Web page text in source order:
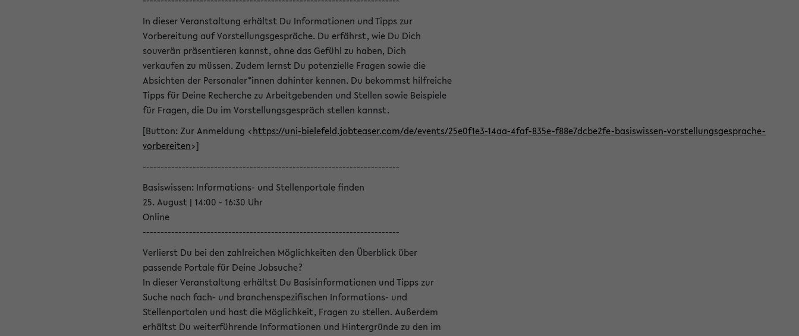
In dieser Veranstaltung erhältst Du Informationen und Tipps zur
Vorbereitung auf Vorstellungsgespräche. Du erfährst, wie Du Dich
souverän präsentieren kannst, ohne das Gefühl zu haben, Dich
verkaufen zu müssen. Zudem lernst Du potenzielle Fragen sowie die
Absichten der Personaler*innen dahinter kennen. Du bekommst hilfreiche
Tipps für Deine Recherche zu Arbeitgebenden und Stellen sowie Beispiele
für Fragen, die Du im Vorstellungsgespräch stellen kannst.
[Button: Zur Anmeldung <https://uni-bielefeld.jobteaser.com/de/events/25e0f1e3-14aa-4faf-835e-f88e7dcbe2fe-basiswissen-vorstellungsgesprache-
vorbereiten>]
------------------------------------------------------------------------
Basiswissen: Informations- und Stellenportale finden
25. August | 14:00 - 16:30 Uhr
Online
------------------------------------------------------------------------
Verlierst Du bei den zahlreichen Möglichkeiten den Überblick über
passende Portale für Deine Jobsuche?
In dieser Veranstaltung erhältst Du Basisinformationen und Tipps zur
Suche nach fach- und branchenspezifischen Informations- und
Stellenportalen und hast die Möglichkeit, Fragen zu stellen. Außerdem
erhältst Du weiterführende Informationen und Hintergründe zu den im